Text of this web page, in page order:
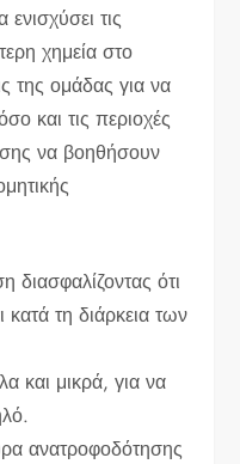
τις
χημεία στο
της ομάδας για να
και τις περιοχές
να βοηθήσουν
ότι
τη διάρκεια των
και μικρά, για να
ανατροφοδότησης